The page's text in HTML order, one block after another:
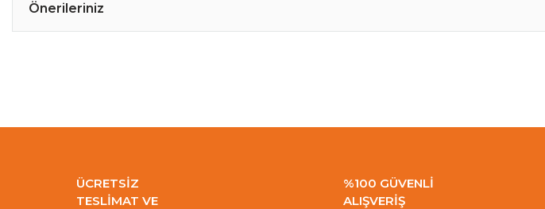
Önerileriniz
ÜCRETSİZ
TESLİMAT VE
%100 GÜVENLİ
ALIŞVERİŞ